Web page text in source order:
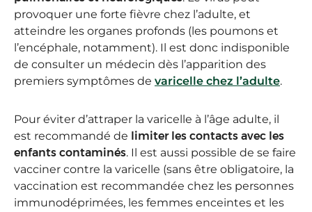
provoquer une forte fièvre chez l’adulte, et
atteindre les organes profonds (les poumons et
l’encéphale, notamment). Il est donc indisponible
de consulter un médecin dès l’apparition des
premiers symptômes de varicelle chez l’adulte.
Pour éviter d’attraper la varicelle à l’âge adulte, il
est recommandé de limiter les contacts avec les
enfants contaminés. Il est aussi possible de se faire
vacciner contre la varicelle (sans être obligatoire, la
vaccination est recommandée chez les personnes
immunodéprimées, les femmes enceintes et les